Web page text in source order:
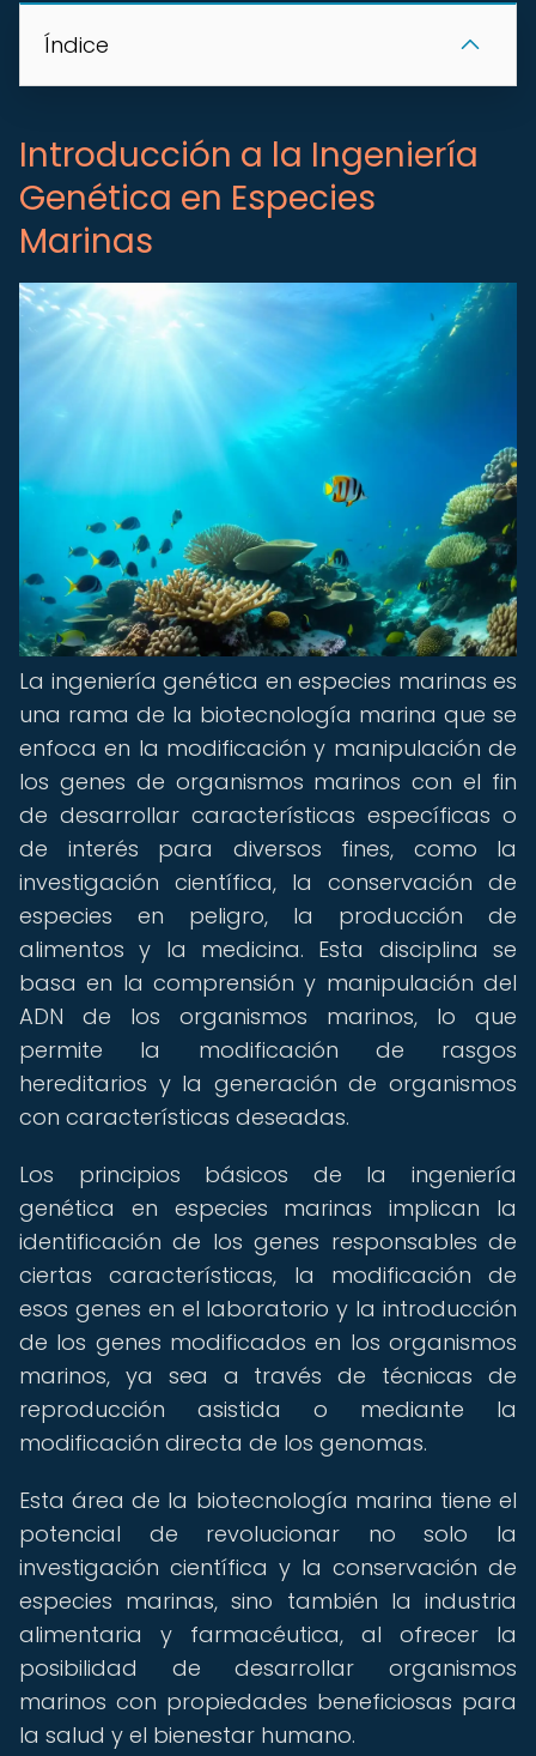
Índice
Introducción a la Ingeniería
Genética en Especies
Marinas
La ingeniería genética en especies marinas es
una rama de la biotecnología marina que se
enfoca en la modificación y manipulación de
los genes de organismos marinos con el fin
de desarrollar características específicas o
de interés para diversos fines, como la
investigación científica, la conservación de
especies en peligro, la producción de
alimentos y la medicina. Esta disciplina se
basa en la comprensión y manipulación del
ADN de los organismos marinos, lo que
permite la modificación de rasgos
hereditarios y la generación de organismos
con características deseadas.
Los principios básicos de la ingeniería
genética en especies marinas implican la
identificación de los genes responsables de
ciertas características, la modificación de
esos genes en el laboratorio y la introducción
de los genes modificados en los organismos
marinos, ya sea a través de técnicas de
reproducción asistida o mediante la
modificación directa de los genomas.
Esta área de la biotecnología marina tiene el
potencial de revolucionar no solo la
investigación científica y la conservación de
especies marinas, sino también la industria
alimentaria y farmacéutica, al ofrecer la
posibilidad de desarrollar organismos
marinos con propiedades beneficiosas para
la salud y el bienestar humano.